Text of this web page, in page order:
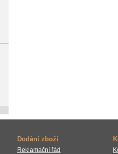
Dodání zboží
Reklamační řád